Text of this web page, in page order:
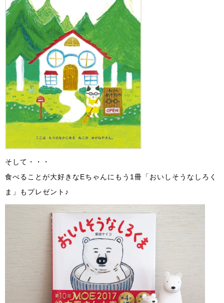
そして・・・
食べることが大好きなEちゃんにもう1冊「おいしそうなしろく
ま」もプレゼント♪